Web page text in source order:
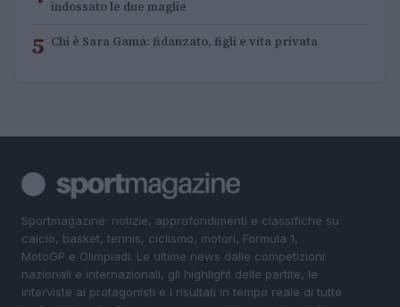
indossato le due maglie
5 Chi è Sara Gama: fidanzato, figli e vita privata
Sportmagazine: notizie, approfondimenti e classifiche su
calcio, basket, tennis, ciclismo, motori, Formula 1,
MotoGP e Olimpiadi. Le ultime news dalle competizioni
nazionali e internazionali, gli highlight delle partite, le
interviste ai protagonisti e i risultati in tempo reale di tutte